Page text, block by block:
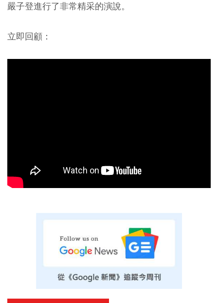
嚴子登進行了非常精采的演說。
立即回顧：